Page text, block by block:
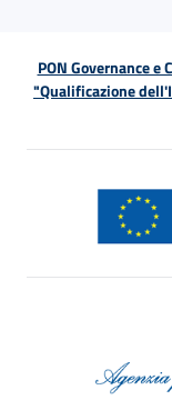
PON Governance
"Qualificazione